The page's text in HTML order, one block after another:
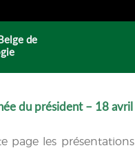
de
du président – 18 avril
page les présentations